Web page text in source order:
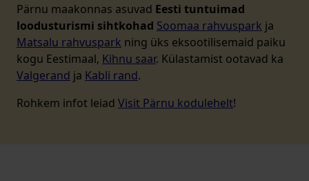
Pärnu maakonnas asuvad Eesti tuntuimad
loodusturismi sihtkohad Soomaa rahvuspark ja
Matsalu rahvuspark ning üks eksootilisemaid paiku
kogu Eestimaal, Kihnu saar. Külastamist ootavad ka
Valgerand ja Kabli rand.
Rohkem infot leiad Visit Pärnu kodulehelt!